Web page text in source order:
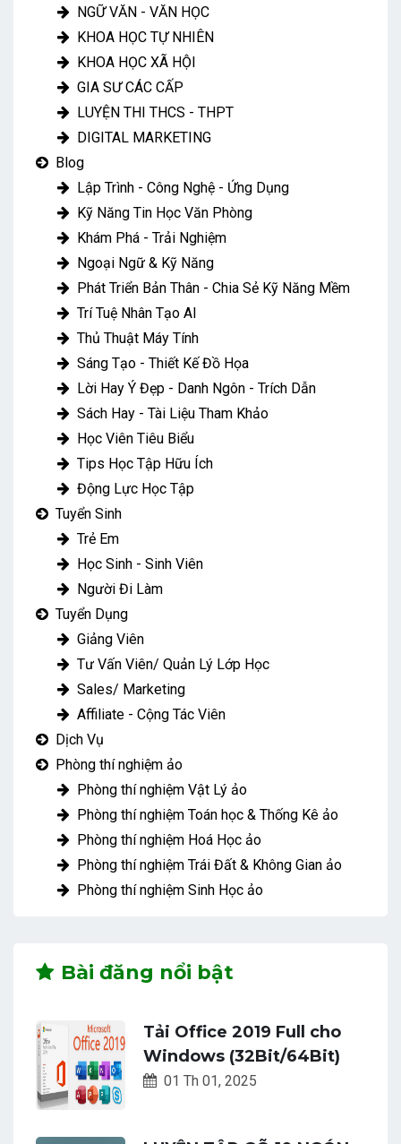
NGỮ VĂN - VĂN HỌC
KHOA HỌC TỰ NHIÊN
KHOA HỌC XÃ HỘI
GIA SƯ CÁC CẤP
LUYỆN THI THCS - THPT
DIGITAL MARKETING
Blog
Lập Trình - Công Nghệ - Ứng Dụng
Kỹ Năng Tin Học Văn Phòng
Khám Phá - Trải Nghiệm
Ngoại Ngữ & Kỹ Năng
Phát Triển Bản Thân - Chia Sẻ Kỹ Năng Mềm
Trí Tuệ Nhân Tạo AI
Thủ Thuật Máy Tính
Sáng Tạo - Thiết Kế Đồ Họa
Lời Hay Ý Đẹp - Danh Ngôn - Trích Dẫn
Sách Hay - Tài Liệu Tham Khảo
Học Viên Tiêu Biểu
Tips Học Tập Hữu Ích
Động Lực Học Tập
Tuyển Sinh
Trẻ Em
Học Sinh - Sinh Viên
Người Đi Làm
Tuyển Dụng
Giảng Viên
Tư Vấn Viên/ Quản Lý Lớp Học
Sales/ Marketing
Affiliate - Cộng Tác Viên
Dịch Vụ
Phòng thí nghiệm ảo
Phòng thí nghiệm Vật Lý ảo
Phòng thí nghiệm Toán học & Thống Kê ảo
Phòng thí nghiệm Hoá Học ảo
Phòng thí nghiệm Trái Đất & Không Gian ảo
Phòng thí nghiệm Sinh Học ảo
Bài đăng nổi bật
Tải Office 2019 Full cho
Windows (32Bit/64Bit)
01 Th 01, 2025